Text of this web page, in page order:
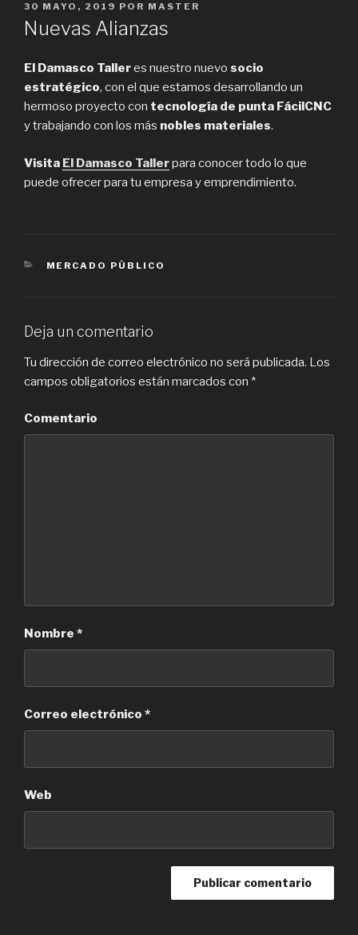
PUBLICADO
EN
30 MAYO, 2019 POR MASTER
Nuevas Alianzas
El Damasco Talleres nuestro nuevo socio
estratégico, con el que estamos desarrollando un
hermoso proyecto con tecnología de punta FácilCNC
y trabajando con los más nobles materiales.
Visita El Damasco Tallerpara conocer todo lo que
puede ofrecer para tu empresa y emprendimiento.
CATEGORÍAS
MERCADO PÚBLICO
Deja un comentario
Tu dirección de correo electrónico no será publicada. Los
campos obligatorios están marcados con *
Comentario
Nombre *
Correo electrónico *
Web